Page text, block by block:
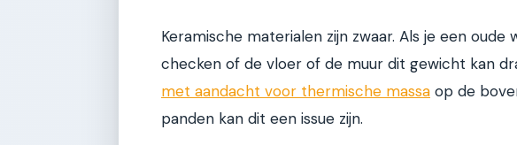
Keramische materialen zijn zwaar. Als je een
checken of de vloer of de muur dit gewicht kan
met aandacht voor thermische massa op de
panden kan dit een issue zijn.